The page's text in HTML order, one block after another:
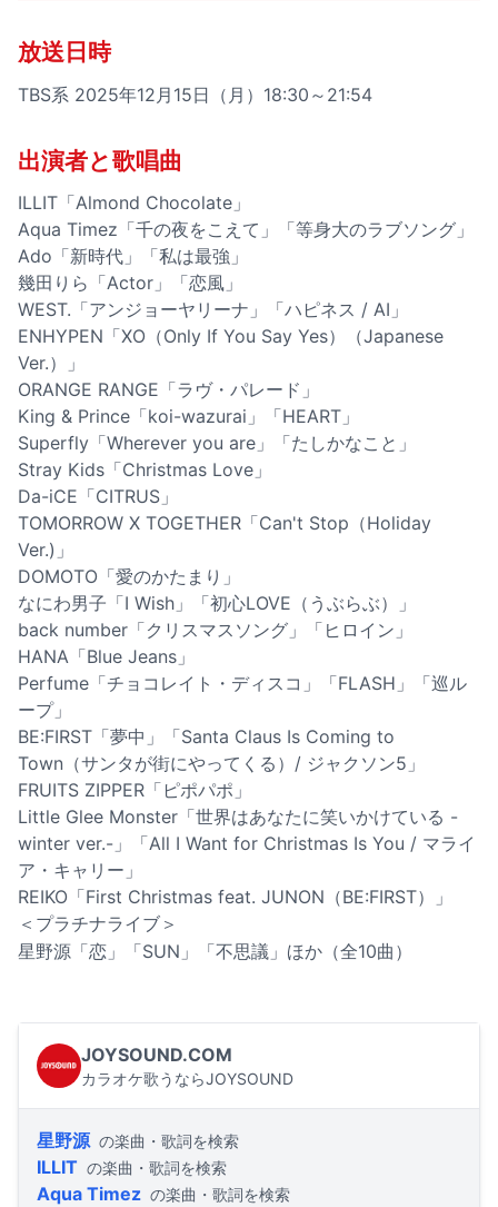
放送日時
TBS系 2025年12月15日（月）18:30～21:54
出演者と歌唱曲
ILLIT「Almond Chocolate」
Aqua Timez「千の夜をこえて」「等身大のラブソング」
Ado「新時代」「私は最強」
幾田りら「Actor」「恋風」
WEST.「アンジョーヤリーナ」「ハピネス / AI」
ENHYPEN「XO（Only If You Say Yes）（Japanese
Ver.）」
ORANGE RANGE「ラヴ・パレード」
King & Prince「koi-wazurai」「HEART」
Superfly「Wherever you are」「たしかなこと」
Stray Kids「Christmas Love」
Da-iCE「CITRUS」
TOMORROW X TOGETHER「Can't Stop（Holiday
Ver.)」
DOMOTO「愛のかたまり」
なにわ男子「I Wish」「初心LOVE（うぶらぶ）」
back number「クリスマスソング」「ヒロイン」
HANA「Blue Jeans」
Perfume「チョコレイト・ディスコ」「FLASH」「巡ル
ープ」
BE:FIRST「夢中」「Santa Claus Is Coming to
Town（サンタが街にやってくる）/ ジャクソン5」
FRUITS ZIPPER「ピポパポ」
Little Glee Monster「世界はあなたに笑いかけている -
winter ver.-」「All I Want for Christmas Is You / マライ
ア・キャリー」
REIKO「First Christmas feat. JUNON（BE:FIRST）」
＜プラチナライブ＞
星野源「恋」「SUN」「不思議」ほか（全10曲）
JOYSOUND.COM
カラオケ歌うならJOYSOUND
星野源 の楽曲・歌詞を検索
ILLIT の楽曲・歌詞を検索
Aqua Timez の楽曲・歌詞を検索